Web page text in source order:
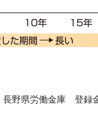
長野県労働金庫 登録